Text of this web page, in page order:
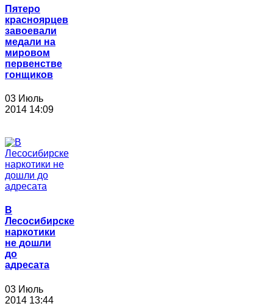
Пятеро
красноярцев
завоевали
медали на
мировом
первенстве
гонщиков
03 Июль
2014 14:09
В
Лесосибирске
наркотики
не дошли
до
адресата
03 Июль
2014 13:44